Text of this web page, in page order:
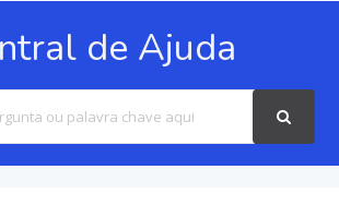
de Ajuda
For